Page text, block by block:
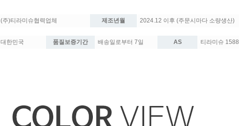
(주)티라미슈협력업체 제조년월 2024.12 이후 (주문시마다 소량생산)
대한민국 품질보증기간 배송일로부터 7일 AS 티라미슈